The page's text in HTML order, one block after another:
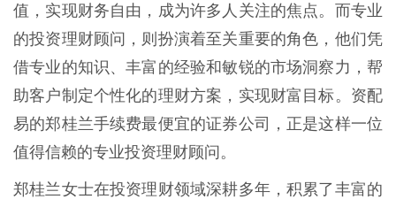
值，实现财务自由，成为许多人关注的焦点。而专业
的投资理财顾问，则扮演着至关重要的角色，他们凭
借专业的知识、丰富的经验和敏锐的市场洞察力，帮
助客户制定个性化的理财方案，实现财富目标。资配
易的郑桂兰手续费最便宜的证券公司，正是这样一位
值得信赖的专业投资理财顾问。
郑桂兰女士在投资理财领域深耕多年，积累了丰富的